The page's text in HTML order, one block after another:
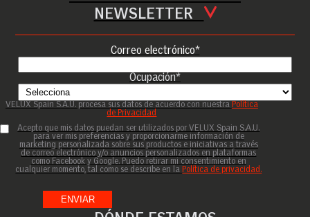
NEWSLETTER
Correo electrónico*
Ocupación*
VELUX Spain S.A.U. procesa sus datos de acuerdo con nuestra Política
de Privacidad
Acepto que mis datos puedan ser utilizados por VELUX Spain S.A.U.
para ver mis preferencias y proporcionarme información de
marketing personalizada sobre sus productos e iniciativas a través
de correo electrónico y/o anuncios personalizados en plataformas
como Facebook y Google. Puedo retirar mi consentimiento en
cualquier momento, tal como se describe en la Política de privacidad.